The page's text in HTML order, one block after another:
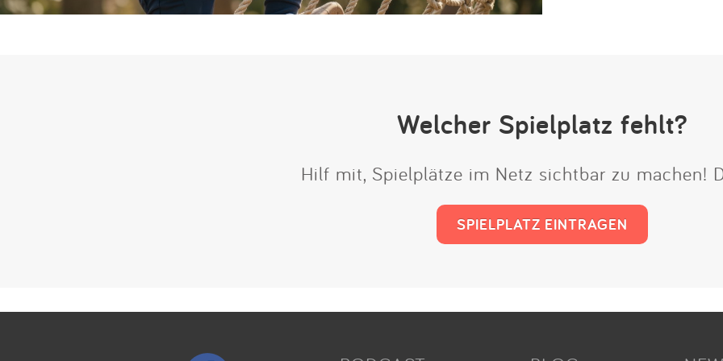
Welcher Spielplatz fehlt?
Hilf mit, Spielplätze im Netz sichtbar zu machen!
SPIELPLATZ EINTRAGEN